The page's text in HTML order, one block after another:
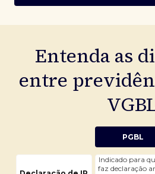
Entenda as
entre
PGBL
Indicado para
faz declaração